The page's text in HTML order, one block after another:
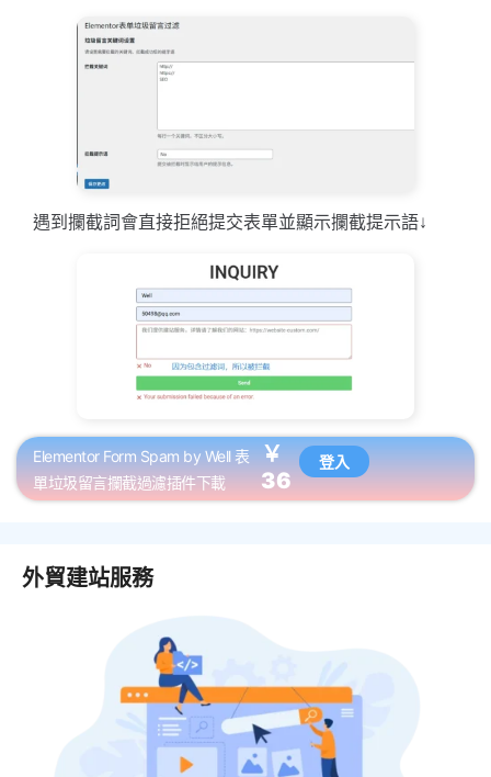
遇到攔截詞會直接拒絕提交表單並顯示攔截提示語↓
Elementor Form Spam by Well 表
單垃圾留言攔截過濾插件下載
￥
36
登入
外貿建站服務